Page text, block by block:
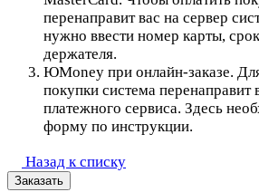
перенаправит вас на сервер
нужно ввести номер карты,
держателя.
ЮMoney при онлайн-заказе.
покупки система перенаправит
платежного сервиса. Здесь
форму по инструкции.
Назад к списку
Заказать